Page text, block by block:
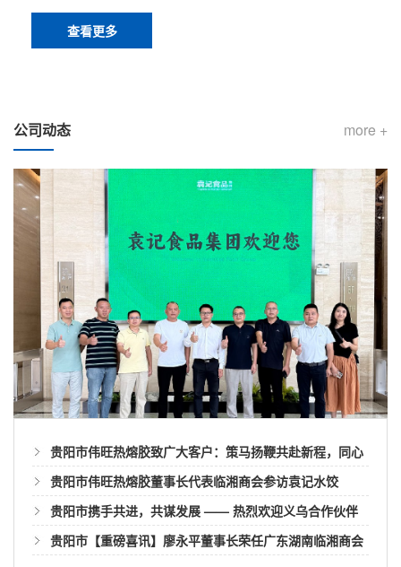
查看更多
more +
公司动态
贵阳市伟旺热熔胶致广大客户：策马扬鞭共赴新程，同心
共赢启新篇
贵阳市伟旺热熔胶董事长代表临湘商会参访袁记水饺
贵阳市携手共进，共谋发展 —— 热烈欢迎义乌合作伙伴
莅临我司参观指导​
贵阳市【重磅喜讯】廖永平董事长荣任广东湖南临湘商会
贵阳市如何用热熔胶棒快速封箱？
密封纸箱最快的方式是什么呢？很多人一定想到直接拿